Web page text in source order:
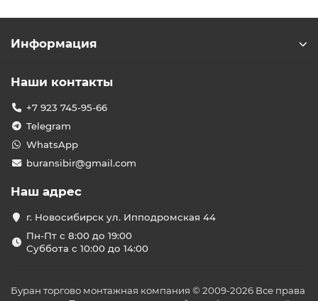
Информация
Наши контакты
+7 923 745-95-66
Telegram
WhatsApp
buransibir@gmail.com
Наш адрес
г. Новосибирск ул. Ипподромская 44
Пн-Пт с 8:00 до 19:00
Суббота с 10:00 до 14:00
Буран торгово монтажная компания © 2009-2026 Все права